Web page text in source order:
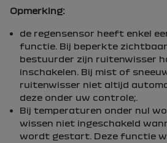
Opmerking:
de regensensor heeft enkel
functie. Bij beperkte
bestuurder zijn ruitenwisser
inschakelen. Bij mist of
ruitenwisser niet altijd
deze onder uw controle;.
Bij temperaturen onder nul
wissen niet ingeschakeld
wordt gestart. Deze functie